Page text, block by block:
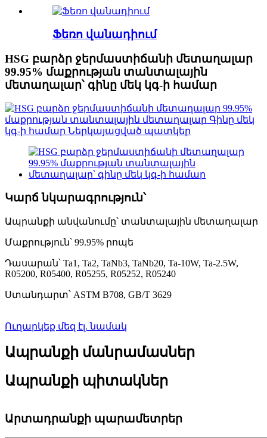
Ֆեռո վանադիում
HSG բարձր ջերմաստիճանի մետաղալար
99.95% մաքրության տանտալային
մետաղալար՝ գինը մեկ կգ-ի համար
Կարճ նկարագրություն՝
Ապրանքի անվանումը՝ տանտալային մետաղալար
Մաքրություն՝ 99.95% րոպե
Դասարան՝ Ta1, Ta2, TaNb3, TaNb20, Ta-10W, Ta-2.5W,
R05200, R05400, R05255, R05252, R05240
Ստանդարտ՝ ASTM B708, GB/T 3629
Ուղարկեք մեզ էլ. նամակ
Ապրանքի մանրամասներ
Ապրանքի պիտակներ
Արտադրանքի պարամետրեր